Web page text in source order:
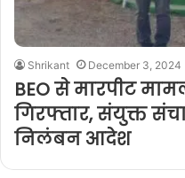
Shrikant December 3, 2024
BEO से मारपीट
गिरफ्तार, संयुक्त
निलंबन आदेश